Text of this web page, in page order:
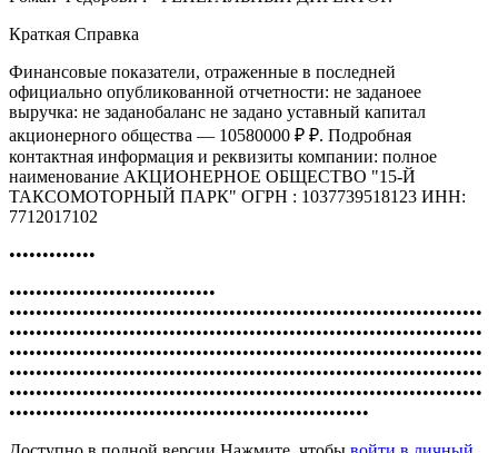
Краткая Справка
Финансовые показатели, отраженные в последней
официально опубликованной отчетности: не заданоее
выручка: не заданобаланс не задано уставный капитал
акционерного общества — 10580000 ₽ ₽. Подробная
контактная информация и реквизиты компании: полное
наименование АКЦИОНЕРНОЕ ОБЩЕСТВО "15-Й
ТАКСОМОТОРНЫЙ ПАРК" ОГРН : 1037739518123 ИНН:
7712017102
•••••••••••••
•••••••••••••••••••••••••••••••
•••••••••••••••••••••••••••••••••••••••••••••••••••••••••••••••••••••••
•••••••••••••••••••••••••••••••••••••••••••••••••••••••••••••••••••••••
•••••••••••••••••••••••••••••••••••••••••••••••••••••••••••••••••••••••
•••••••••••••••••••••••••••••••••••••••••••••••••••••••••••••••••••••••
•••••••••••••••••••••••••••••••••••••••••••••••••••••••••••••••••••••••
••••••••••••••••••••••••••••••••••••••••••••••••••••••